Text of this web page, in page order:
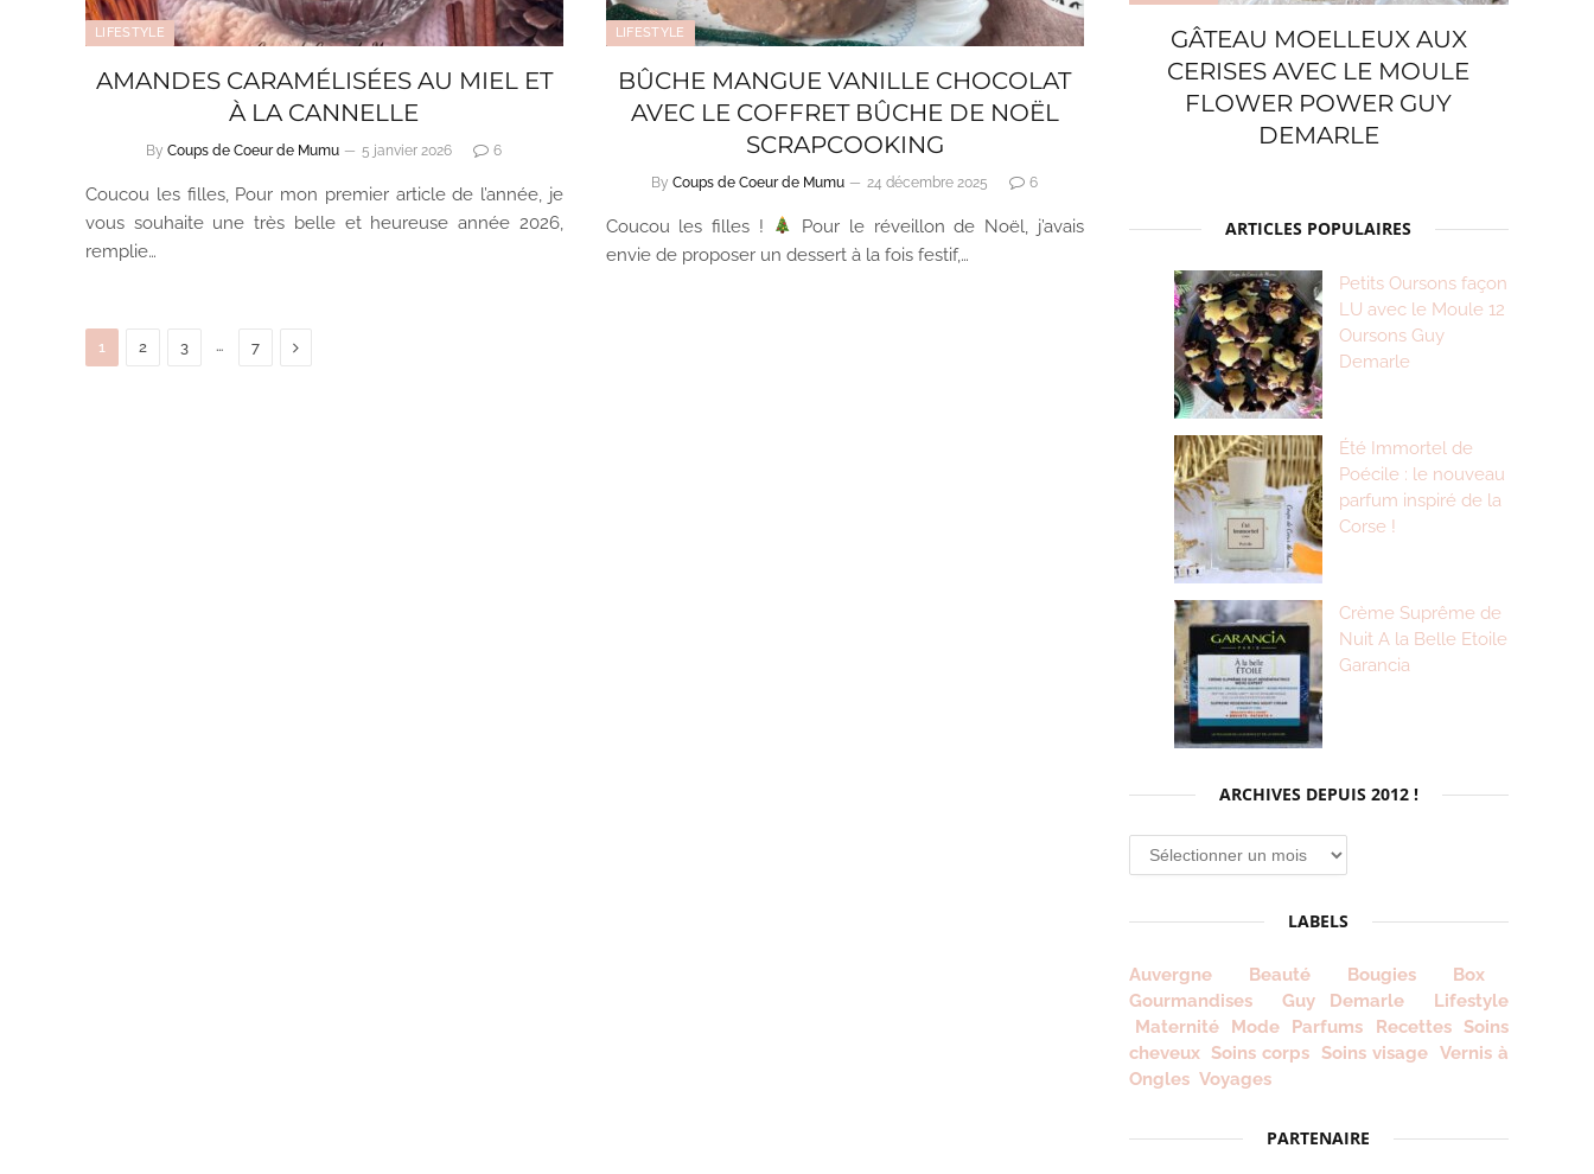
LIFESTYLE
AMANDES CARAMÉLISÉES AU MIEL ET
À LA CANNELLE
By Coups de Coeur de Mumu 5 janvier 2026 6
Coucou les filles, Pour mon premier article de l’année, je
vous souhaite une très belle et heureuse année 2026,
remplie…
LIFESTYLE
BÛCHE MANGUE VANILLE CHOCOLAT
AVEC LE COFFRET BÛCHE DE NOËL
SCRAPCOOKING
By Coups de Coeur de Mumu 24 décembre 2025 6
Coucou les filles !
Pour le réveillon de Noël, j’avais
envie de proposer un dessert à la fois festif,…
1 2 3 … 7 Next
GÂTEAU MOELLEUX AUX
CERISES AVEC LE MOULE
FLOWER POWER GUY
DEMARLE
ARTICLES POPULAIRES
Petits Oursons façon
LU avec le Moule 12
Oursons Guy
Demarle
Été Immortel de
Poécile : le nouveau
parfum inspiré de la
Corse !
Crème Suprême de
Nuit A la Belle Etoile
Garancia
ARCHIVES DEPUIS 2012 !
Archives
depuis
!
LABELS
Auvergne Beauté Bougies
Box
Gourmandises
Guy Demarle
Lifestyle
Maternité
Mode Parfums Recettes Soins
cheveux Soins corps Soins visage Vernis à
Ongles Voyages
PARTENAIRE